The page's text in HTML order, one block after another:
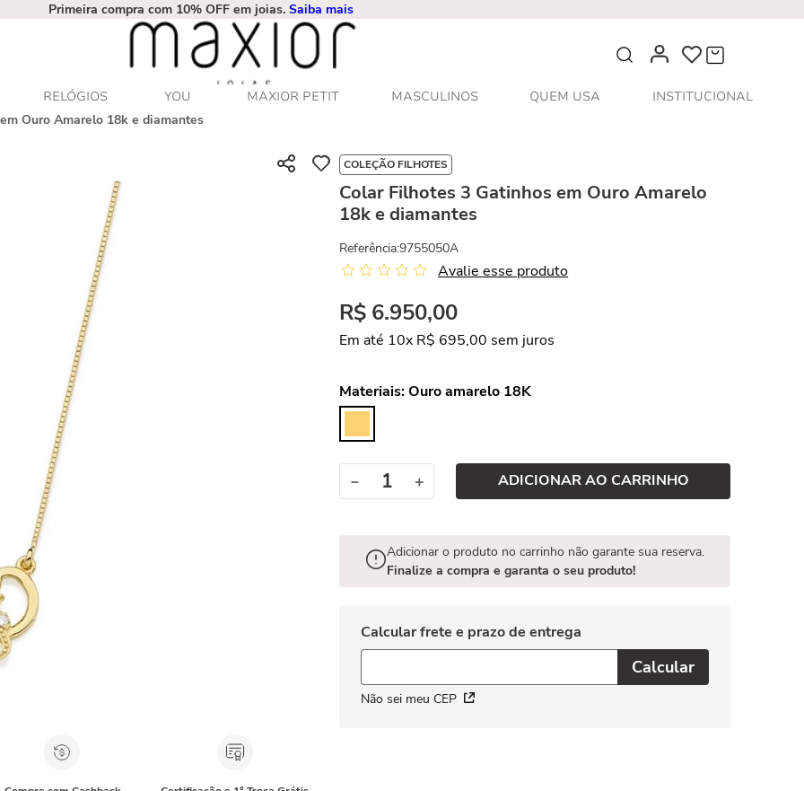
Primeira compra com 10% OFF em joias. Saiba mais
O que você procura?
RELÓGIOS YOU MAXIOR PETIT MASCULINOS QUEM USA
INSTITUCIONAL
Ouro Amarelo 18k e diamantes
COLEÇÃO FILHOTES
Colar Filhotes 3 Gatinhos em Ouro Amarelo
18k e diamantes
Referência:9755050A
Avalie esse produto
R$ 6.950,00
Em até 10x R$ 695,00 sem juros
Materiais:Ouro amarelo 18K
＋
－ ADICIONAR AO CARRINHO
Adicionar o produto no carrinho não garante sua reserva.
Finalize a compra e garanta o seu produto!
Não sei meu CEP